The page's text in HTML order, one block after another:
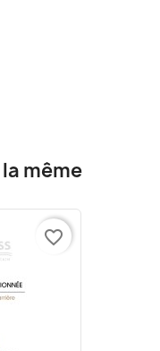
même
favorite_border